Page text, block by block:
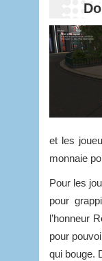
et les
monnaie
Pour les
pour
l’honneur
pour
qui bouge.